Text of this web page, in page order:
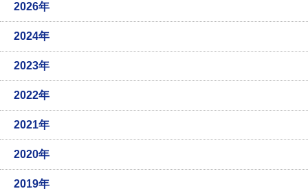
2026年
2024年
2023年
2022年
2021年
2020年
2019年